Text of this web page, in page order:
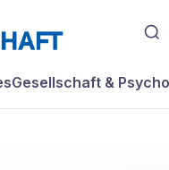
Gesellschaft &